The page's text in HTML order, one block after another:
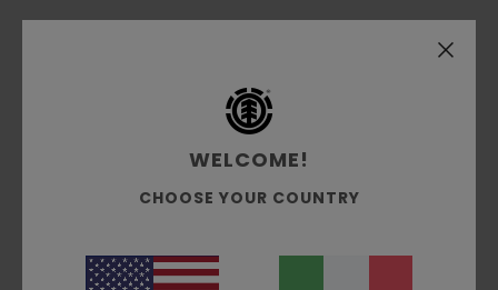
4. aprile 2026
Materiale: 4/5 Colore
WELCOME!
CHOOSE YOUR COUNTRY